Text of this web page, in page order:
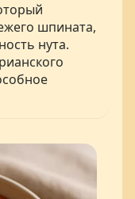
шпината,
нута.